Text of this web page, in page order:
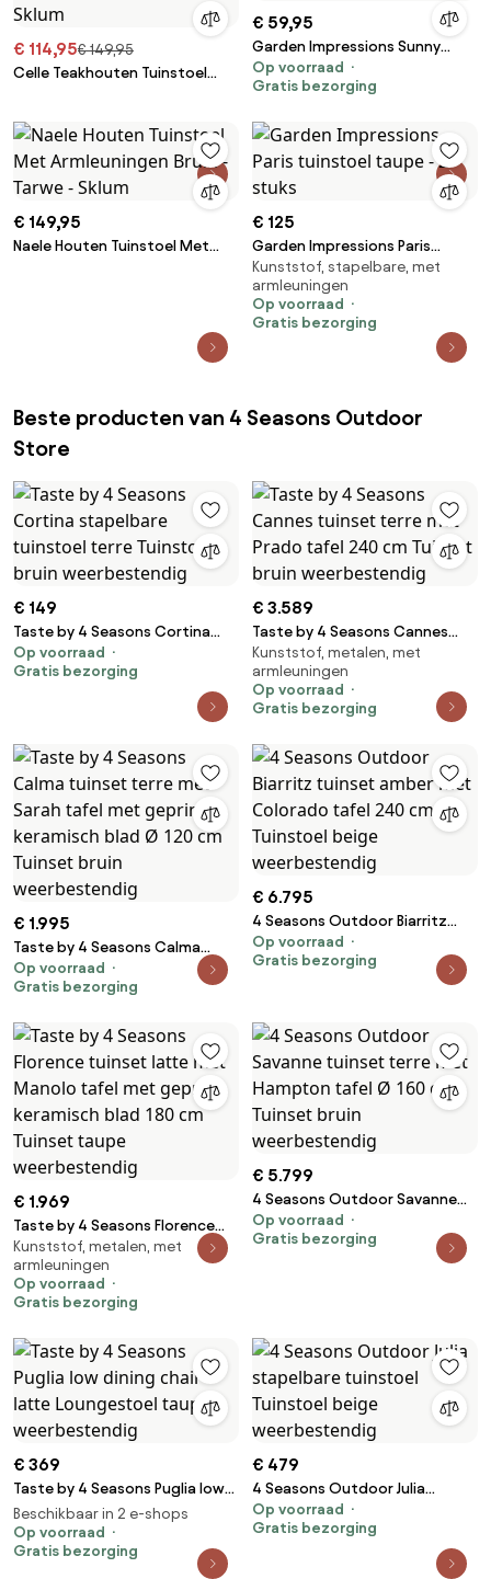
€ 114,95€ 149,95
Celle Teakhouten Tuinstoel
€ 59,95
Garden Impressions Sunny
tuinstoel - olijf
Op voorraad
Gratis bezorging
€ 149,95
Naele Houten Tuinstoel Met
€ 125
Garden Impressions Paris
tuinstoel taupe - 2 stuks
Kunststof, stapelbare, met
armleuningen
Op voorraad
Gratis bezorging
Beste producten van 4 Seasons Outdoor
Store
€ 149
Taste by 4 Seasons Cortina
stapelbare tuinstoel terre
Tuinstoel bruin weerbestendig
Op voorraad
Gratis bezorging
€ 3.589
Taste by 4 Seasons Cannes
tuinset terre met Prado tafel
240 cm Tuinset bruin
weerbestendig
Kunststof, metalen, met
armleuningen
Op voorraad
Gratis bezorging
€ 1.995
Taste by 4 Seasons Calma
tuinset terre met Sarah tafel
met geprint keramisch blad Ø
weerbestendig
Op voorraad
Gratis bezorging
€ 6.795
4 Seasons Outdoor Biarritz
tuinset amber met Colorado
tafel 240 cm Tuinstoel beige
Op voorraad
Gratis bezorging
€ 1.969
Taste by 4 Seasons Florence
tuinset latte met Manolo tafel
met geprint keramisch blad 180
cm Tuinset taupe
weerbestendig
Kunststof, metalen, met
armleuningen
Op voorraad
Gratis bezorging
€ 5.799
4 Seasons Outdoor Savanne
tuinset terre met Hampton
tafel Ø 160 cm Tuinset bruin
Op voorraad
Gratis bezorging
€ 369
Taste by 4 Seasons Puglia low
dining chair latte Loungestoel
taupe weerbestendig
Beschikbaar in 2 e-shops
Op voorraad
Gratis bezorging
€ 479
4 Seasons Outdoor Julia
stapelbare tuinstoel Tuinstoel
beige weerbestendig
Op voorraad
Gratis bezorging